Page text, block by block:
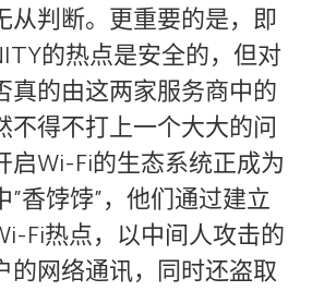
从判断。更重要的是，即
的热点是安全的，但对
真的由这两家服务商中的
不得不打上一个大大的问
启Wi-Fi的生态系统正成为
”香饽饽”，他们通过建立
Fi热点，以中间人攻击的
的网络通讯，同时还盗取